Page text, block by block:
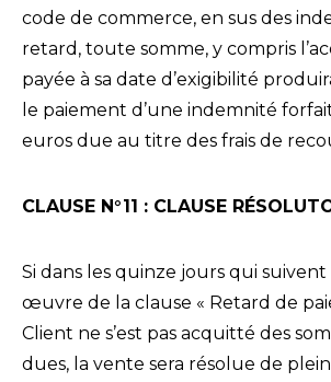
code de commerce, en sus des
retard, toute somme, y compris
payée à sa date d’exigibilité
le paiement d’une indemnité
euros due au titre des frais de
CLAUSE N°11 : CLAUSE
Si dans les quinze jours qui suivent
œuvre de la clause « Retard de
Client ne s’est pas acquitté des
dues, la vente sera résolue de